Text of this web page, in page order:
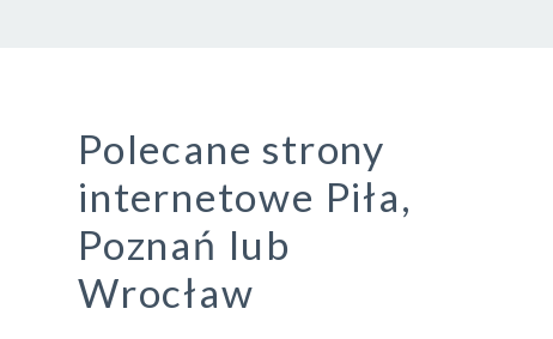
Polecane strony
internetowe Piła,
Poznań lub
Wrocław